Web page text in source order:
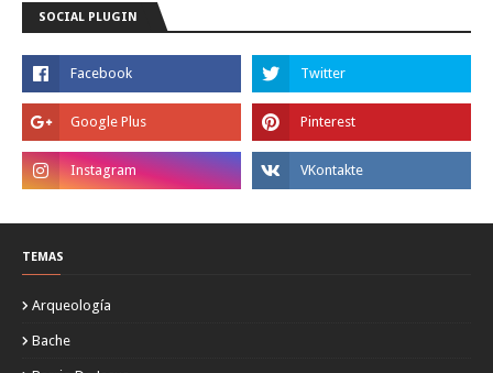
SOCIAL PLUGIN
TEMAS
Arqueología
Bache